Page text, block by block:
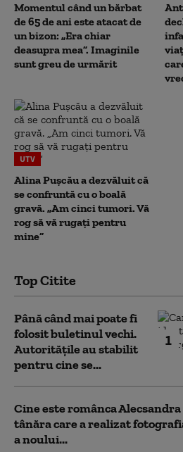
Momentul când un bărbat
de 65 de ani este atacat de
un bizon: „Era chiar
deasupra mea”. Imaginile
sunt greu de urmărit
UTV
Alina Pușcău a dezvăluit că
se confruntă cu o boală
gravă. „Am cinci tumori. Vă
rog să vă rugați pentru
mine”
Top Citite
1
Până când mai poate fi
folosit buletinul vechi.
Autoritățile au stabilit
pentru cine se...
Cine este românca
tânăra care a realizat
a noului...